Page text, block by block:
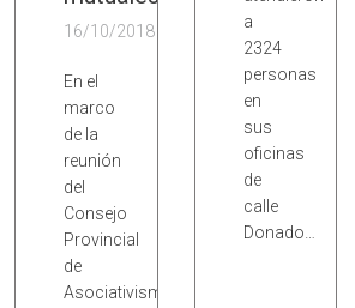
16/10/2018
En el
marco
de la
reunión
del
Consejo
Provincial
de
Asociativismo
a
2324
personas
en
sus
oficinas
de
calle
Donado…